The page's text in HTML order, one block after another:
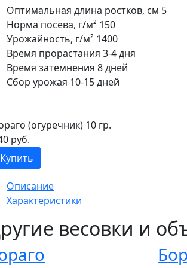
Оптимальная длина ростков, см 5
Норма посева, г/м² 150
Урожайность, г/м² 1400
Время прорастания 3-4 дня
Время затемнения 8 дней
Сбор урожая 10-15 дней
(огуречник) 10 гр.
руб.
Купить
Описание
Характеристики
весовки и